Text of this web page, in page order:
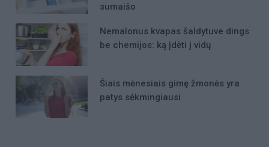
sumaišo
Nemalonus kvapas šaldytuve dings
be chemijos: ką įdėti į vidų
Šiais mėnesiais gimę žmonės yra
patys sėkmingiausi